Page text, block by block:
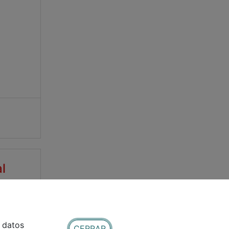
datos